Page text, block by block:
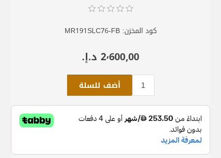
كود المخزن: MR191SLC76-FB
2٬600٫00 د.إ.‏
أضف للسلة